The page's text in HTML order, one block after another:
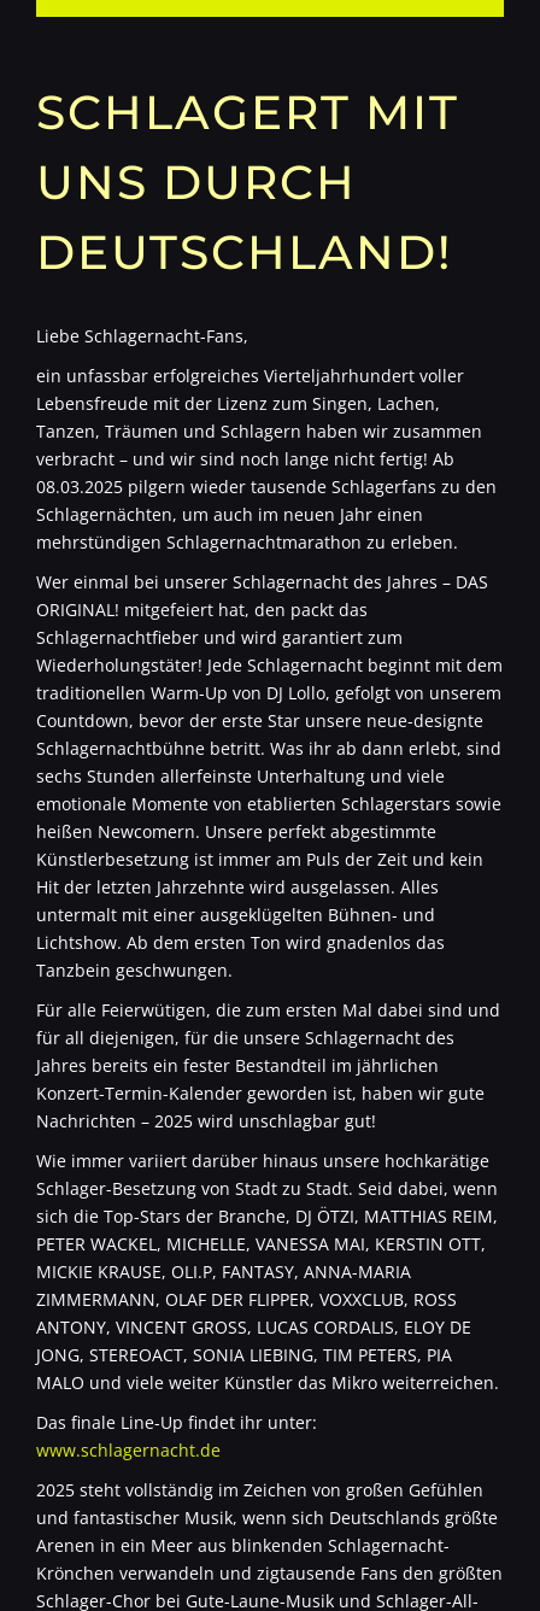
SCHLAGERT MIT
UNS DURCH
DEUTSCHLAND!
Liebe Schlagernacht-Fans,
ein unfassbar erfolgreiches Vierteljahrhundert voller
Lebensfreude mit der Lizenz zum Singen, Lachen,
Tanzen, Träumen und Schlagern haben wir zusammen
verbracht – und wir sind noch lange nicht fertig! Ab
08.03.2025 pilgern wieder tausende Schlagerfans zu den
Schlagernächten, um auch im neuen Jahr einen
mehrstündigen Schlagernachtmarathon zu erleben.
Wer einmal bei unserer Schlagernacht des Jahres – DAS
ORIGINAL! mitgefeiert hat, den packt das
Schlagernachtfieber und wird garantiert zum
Wiederholungstäter! Jede Schlagernacht beginnt mit dem
traditionellen Warm-Up von DJ Lollo, gefolgt von unserem
Countdown, bevor der erste Star unsere neue-designte
Schlagernachtbühne betritt. Was ihr ab dann erlebt, sind
sechs Stunden allerfeinste Unterhaltung und viele
emotionale Momente von etablierten Schlagerstars sowie
heißen Newcomern. Unsere perfekt abgestimmte
Künstlerbesetzung ist immer am Puls der Zeit und kein
Hit der letzten Jahrzehnte wird ausgelassen. Alles
untermalt mit einer ausgeklügelten Bühnen- und
Lichtshow. Ab dem ersten Ton wird gnadenlos das
Tanzbein geschwungen.
Für alle Feierwütigen, die zum ersten Mal dabei sind und
für all diejenigen, für die unsere Schlagernacht des
Jahres bereits ein fester Bestandteil im jährlichen
Konzert-Termin-Kalender geworden ist, haben wir gute
Nachrichten – 2025 wird unschlagbar gut!
Wie immer variiert darüber hinaus unsere hochkarätige
Schlager-Besetzung von Stadt zu Stadt. Seid dabei, wenn
sich die Top-Stars der Branche, DJ ÖTZI, MATTHIAS REIM,
PETER WACKEL, MICHELLE, VANESSA MAI, KERSTIN OTT,
MICKIE KRAUSE, OLI.P, FANTASY, ANNA-MARIA
ZIMMERMANN, OLAF DER FLIPPER, VOXXCLUB, ROSS
ANTONY, VINCENT GROSS, LUCAS CORDALIS, ELOY DE
JONG, STEREOACT, SONIA LIEBING, TIM PETERS, PIA
MALO und viele weiter Künstler das Mikro weiterreichen.
Das finale Line-Up findet ihr unter:
www.schlagernacht.de
2025 steht vollständig im Zeichen von großen Gefühlen
und fantastischer Musik, wenn sich Deutschlands größte
Arenen in ein Meer aus blinkenden Schlagernacht-
Krönchen verwandeln und zigtausende Fans den größten
Schlager-Chor bei Gute-Laune-Musik und Schlager-All-